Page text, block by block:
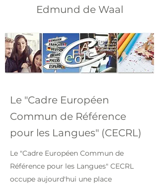
Edmund de Waal
Le "Cadre Européen
Commun de Référence
pour les Langues" (CECRL)
Le "Cadre Européen Commun de
Référence pour les Langues" CECRL
occupe aujourd'hui une place